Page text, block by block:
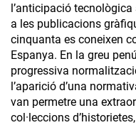
l’anticipació
a les publicacions
cinquanta es coneixen
Espanya. En la greu
progressiva
l’aparició d’una
van permetre una
col·leccions